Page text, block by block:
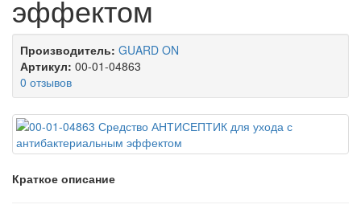
эффектом
Производитель: GUARD ON
Артикул: 00-01-04863
0 отзывов
Краткое описание